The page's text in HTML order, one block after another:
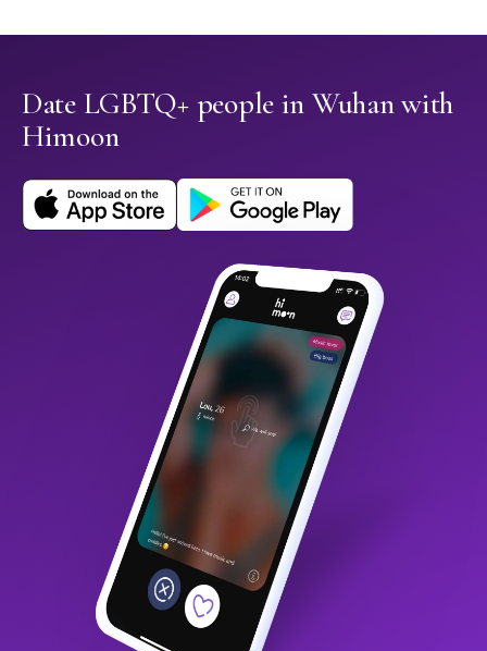
Date LGBTQ+ people in Wuhan with
Himoon